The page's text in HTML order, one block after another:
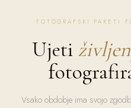
FOTOGRAFSKI PAKETI
Ujeti
Vsako obdobje ima svojo